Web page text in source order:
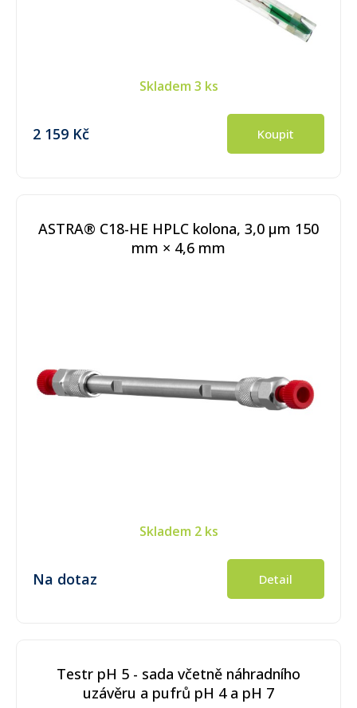
Skladem 3 ks
2 159 Kč Koupit
ASTRA® C18-HE HPLC kolona, 3,0 µm 150
mm × 4,6 mm
Skladem 2 ks
Na dotaz Detail
Testr pH 5 - sada včetně náhradního
uzávěru a pufrů pH 4 a pH 7